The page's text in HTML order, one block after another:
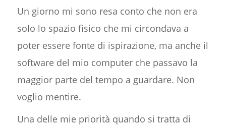
Un giorno mi sono resa conto che non era
solo lo spazio fisico che mi circondava a
poter essere fonte di ispirazione, ma anche il
software del mio computer che passavo la
maggior parte del tempo a guardare. Non
voglio mentire.
Una delle mie priorità quando si tratta di